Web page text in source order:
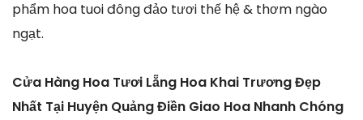
phẩm hoa tuoi đông đảo tươi thế hệ & thơm ngào
ngạt.
Cửa Hàng Hoa Tươi Lẵng Hoa Khai Trương Đẹp
Nhất Tại Huyện Quảng Điền Giao Hoa Nhanh Chóng